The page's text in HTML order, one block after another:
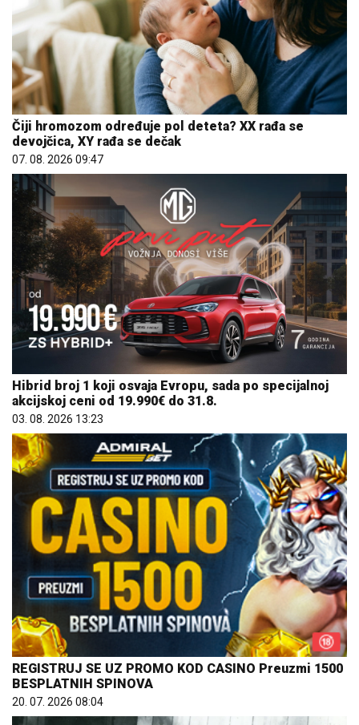
Čiji hromozom određuje pol deteta? XX rađa se
devojčica, XY rađa se dečak
07. 08. 2026 09:47
Hibrid broj 1 koji osvaja Evropu, sada po specijalnoj
akcijskoj ceni od 19.990€ do 31.8.
03. 08. 2026 13:23
REGISTRUJ SE UZ PROMO KOD CASINO Preuzmi 1500
BESPLATNIH SPINOVA
20. 07. 2026 08:04